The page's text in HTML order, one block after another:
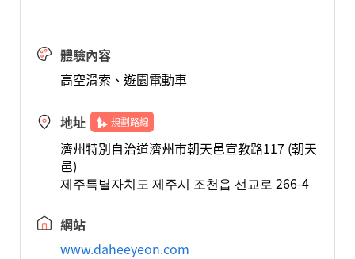
體驗內容
高空滑索、遊園電動車
地址 規劃路線
濟州特別自治道濟州市朝天邑宣教路117 (朝天
邑)
제주특별자치도 제주시 조천읍 선교로 266-4
網站
www.daheeyeon.com